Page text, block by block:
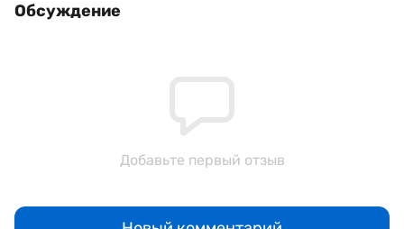
Обсуждение
Добавьте первый отзыв